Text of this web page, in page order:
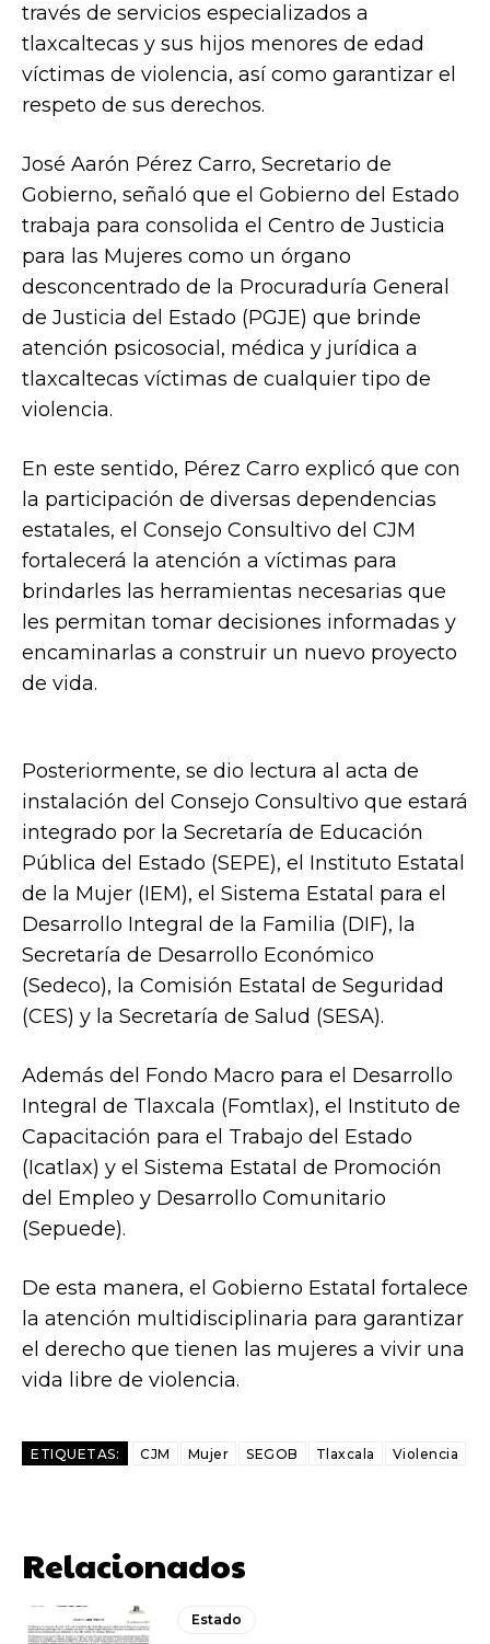
través de servicios especializados a
tlaxcaltecas y sus hijos menores de edad
víctimas de violencia, así como garantizar el
respeto de sus derechos.
José Aarón Pérez Carro, Secretario de
Gobierno, señaló que el Gobierno del Estado
trabaja para consolida el Centro de Justicia
para las Mujeres como un órgano
desconcentrado de la Procuraduría General
de Justicia del Estado (PGJE) que brinde
atención psicosocial, médica y jurídica a
tlaxcaltecas víctimas de cualquier tipo de
violencia.
En este sentido, Pérez Carro explicó que con
la participación de diversas dependencias
estatales, el Consejo Consultivo del CJM
fortalecerá la atención a víctimas para
brindarles las herramientas necesarias que
les permitan tomar decisiones informadas y
encaminarlas a construir un nuevo proyecto
de vida.
Posteriormente, se dio lectura al acta de
instalación del Consejo Consultivo que estará
integrado por la Secretaría de Educación
Pública del Estado (SEPE), el Instituto Estatal
de la Mujer (IEM), el Sistema Estatal para el
Desarrollo Integral de la Familia (DIF), la
Secretaría de Desarrollo Económico
(Sedeco), la Comisión Estatal de Seguridad
(CES) y la Secretaría de Salud (SESA).
Además del Fondo Macro para el Desarrollo
Integral de Tlaxcala (Fomtlax), el Instituto de
Capacitación para el Trabajo del Estado
(Icatlax) y el Sistema Estatal de Promoción
del Empleo y Desarrollo Comunitario
(Sepuede).
De esta manera, el Gobierno Estatal fortalece
la atención multidisciplinaria para garantizar
el derecho que tienen las mujeres a vivir una
vida libre de violencia.
ETIQUETAS: CJM Mujer SEGOB Tlaxcala Violencia
Relacionados
Estado